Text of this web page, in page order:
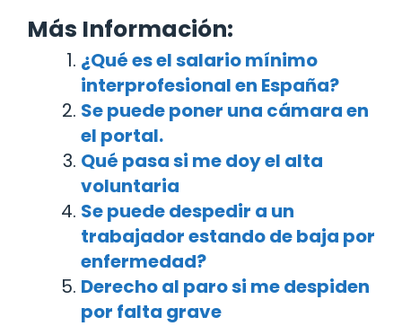
Más Información:
¿Qué es el salario mínimo
interprofesional en España?
Se puede poner una cámara en
el portal.
Qué pasa si me doy el alta
voluntaria
Se puede despedir a un
trabajador estando de baja por
enfermedad?
Derecho al paro si me despiden
por falta grave